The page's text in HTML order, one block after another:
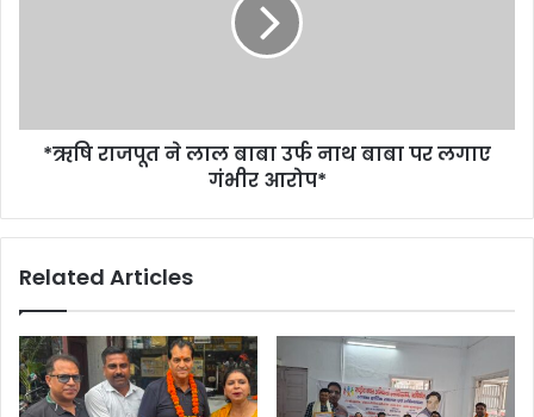
*ऋ​षि राजपूत ने लाल बाबा उर्फ नाथ बाबा पर लगाए
गंभीर आरोप*
Related Articles